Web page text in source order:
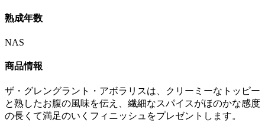
熟成年数
NAS
商品情報
ザ・グレングラント・アボラリスは、クリーミーなトッピー
と熟したお腹の風味を伝え、繊細なスパイスがほのかな感度
の長くて満足のいくフィニッシュをプレゼントします。